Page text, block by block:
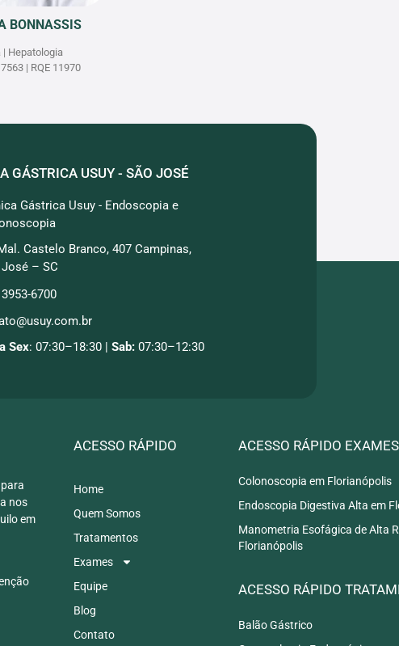
BONNASSIS
Hepatologia
| RQE 11970
GÁSTRICA USUY - SÃO JOSÉ
Gástrica Usuy - Endoscopia e
Castelo Branco, 407 Campinas,
– SC
6700
Sex: 07:30–18:30 | Sab: 07:30–12:30
nos
em
ACESSO RÁPIDO
Home
Quem Somos
Tratamentos
Exames
Equipe
Blog
Contato
ACESSO RÁPIDO EXAMES
Colonoscopia em Florianópolis
Endoscopia Digestiva Alta em
Manometria Esofágica de Alta
Florianópolis
ACESSO RÁPIDO
Balão Gástrico